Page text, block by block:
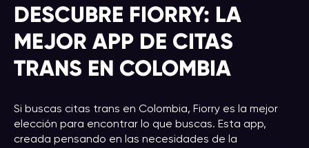
DESCUBRE FIORRY: LA
MEJOR APP DE CITAS
TRANS EN COLOMBIA
Si buscas citas trans en Colombia, Fiorry es la mejor
elección para encontrar lo que buscas. Esta app,
creada pensando en las necesidades de la